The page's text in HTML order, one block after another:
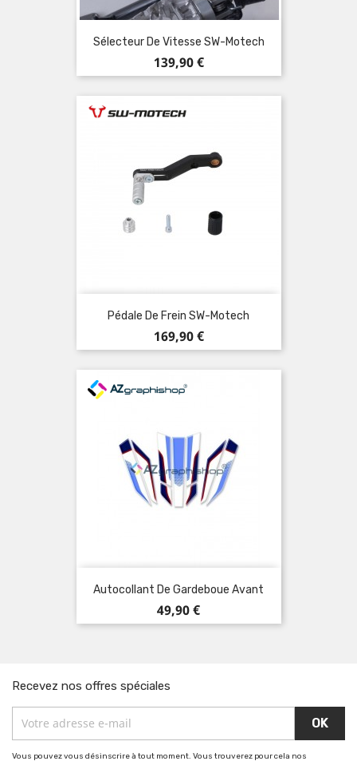
Sélecteur De Vitesse SW-Motech
Prix
139,90 €
Pédale De Frein SW-Motech
Prix
169,90 €
Autocollant De Gardeboue Avant
Prix
49,90 €
Recevez nos offres spéciales
Vous pouvez vous désinscrire à tout moment. Vous trouverez pour cela nos